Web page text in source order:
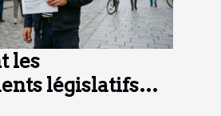
les
législatifs